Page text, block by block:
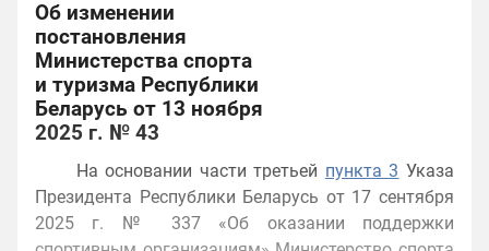
Об изменении
постановления
Министерства спорта
и туризма Республики
Беларусь от 13 ноября
2025 г. № 43
На основании части третьей пункта 3 Указа
Президента Республики Беларусь от 17 сентября
2025 г. № 337 «Об оказании поддержки